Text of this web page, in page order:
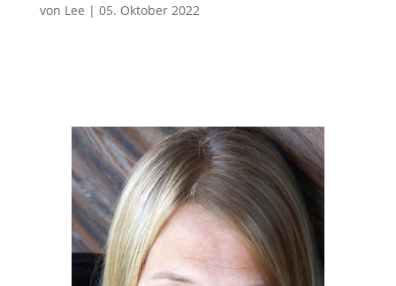
von Lee | 05. Oktober 2022